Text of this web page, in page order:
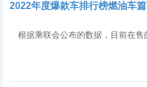
2022年度爆款车排行榜燃油车篇